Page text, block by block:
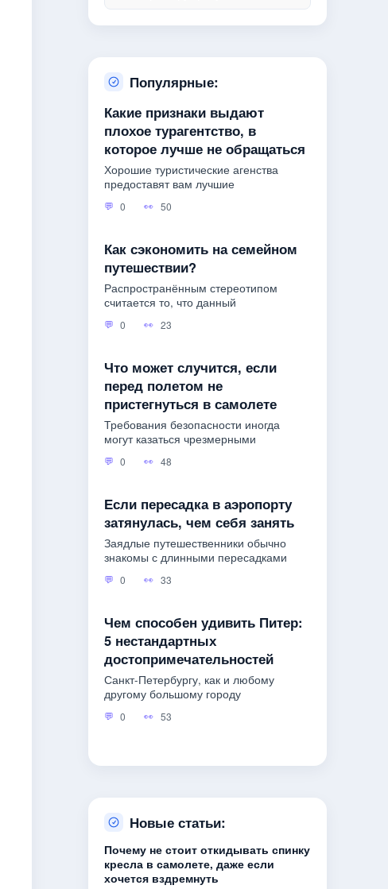
Популярные:
Какие признаки выдают
плохое турагентство, в
которое лучше не обращаться
Хорошие туристические агенства
предоставят вам лучшие
0 50
Как сэкономить на семейном
путешествии?
Распространённым стереотипом
считается то, что данный
0 23
Что может случится, если
перед полетом не
пристегнуться в самолете
Требования безопасности иногда
могут казаться чрезмерными
0 48
Если пересадка в аэропорту
затянулась, чем себя занять
Заядлые путешественники обычно
знакомы с длинными пересадками
0 33
Чем способен удивить Питер:
5 нестандартных
достопримечательностей
Санкт-Петербургу, как и любому
другому большому городу
0 53
Новые статьи:
Почему не стоит откидывать спинку
кресла в самолете, даже если
хочется вздремнуть